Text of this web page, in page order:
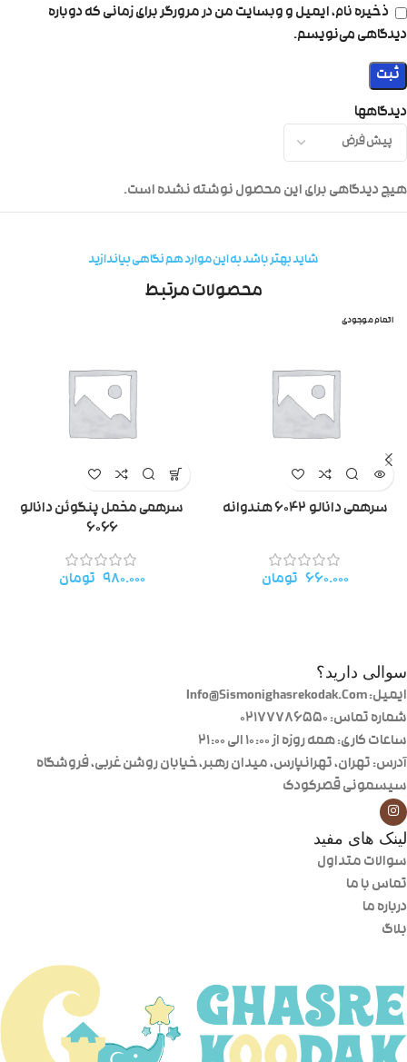
دیدگاهها
هیچ دیدگاهی برای این محصول نوشته نشده است.
ذخیره نام، ایمیل و وبسایت من در مرورگر برای زمانی که دوباره
دیدگاهی می‌نویسم.
شاید بهتر باشد به این موارد هم نگاهی بیاندازید
محصولات مرتبط
اتمام موجودی
سرهمی دانالو ۶۰۴۲ هندوانه
۶۶۰.۰۰۰ تومان
سرهمی مخمل پنگوئن دانالو
۶۰۶۶
۹۸۰.۰۰۰ تومان
سوالی دارید؟
ایمیل: Info@Sismonighasrekodak.Com
شماره تماس: 02177786550
ساعات کاری: همه روزه از ۱۰:۰۰ الی ۲۱:۰۰
آدرس: تهران، تهرانپارس، میدان رهبر، خیابان روشن غربی، فروشگاه
سیسمونی قصرکودک
لینک های مفید
سوالات متداول
تماس با ما
درباره ما
بلاگ